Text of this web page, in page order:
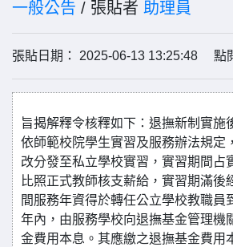
一般公告 / 張貼者 助理員
張貼日期： 2025-06-13 13:25:48 點
旨揭解釋令核釋如下：退撫新制實施
依師範校院學生實習及服務辦法規定
改分發至私立學校實習，實習期間占
比照正式教師核支薪給，實習期滿後
間服務年資得於轉任公立學校教職員
年內，由服務學校向退撫基金管理機
金費用本息。其應繳之退撫基金費用